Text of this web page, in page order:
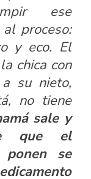
ese
proceso:
y eco. El
chica con
su nieto,
no tiene
sale y
que el
ponen se